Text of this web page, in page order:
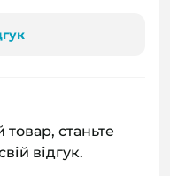
товар, станьте
відгук.